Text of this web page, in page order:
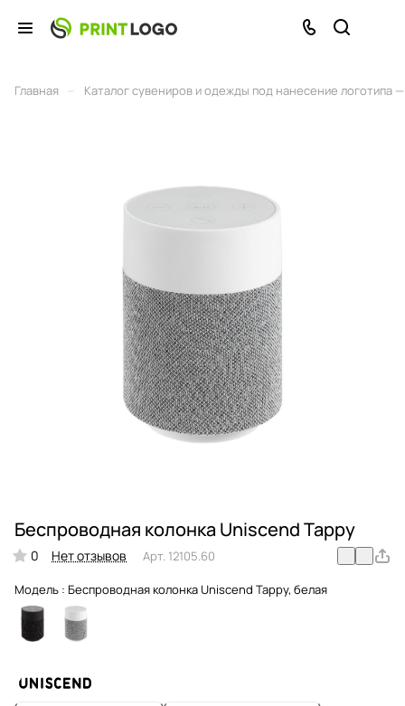
Главная Каталог сувениров и одежды под нанесение логотипа
Беспроводная колонка Uniscend Tappy
0 Нет отзывов Арт. 12105.60
Модель : Беспроводная колонка Uniscend Tappy, белая